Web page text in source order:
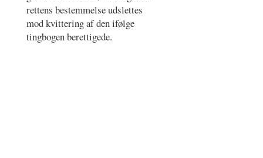
rettens bestemmelse udslettes
mod kvittering af den ifølge
tingbogen berettigede.